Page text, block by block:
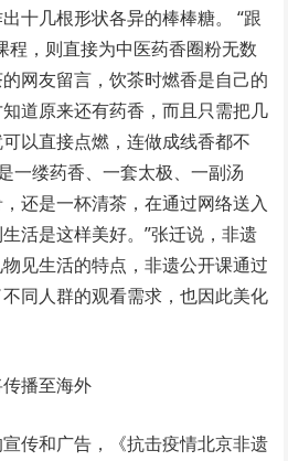
十几根形状各异的棒棒糖。 “跟
程，则直接为中医药香圈粉无数
的网友留言，饮茶时燃香是自己的
道原来还有药香，而且只需把几
以直接点燃，连做成线香都不
一缕药香、一套太极、一副汤
还是一杯清茶，在通过网络送入
活是这样美好。”张迁说，非遗
见生活的特点，非遗公开课通过
同人群的观看需求，也因此美化
播至海外
和广告，《抗击疫情北京非遗